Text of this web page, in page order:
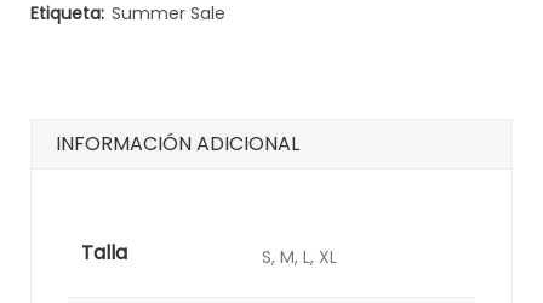
Etiqueta: Summer Sale
INFORMACIÓN ADICIONAL
Talla S, M, L, XL